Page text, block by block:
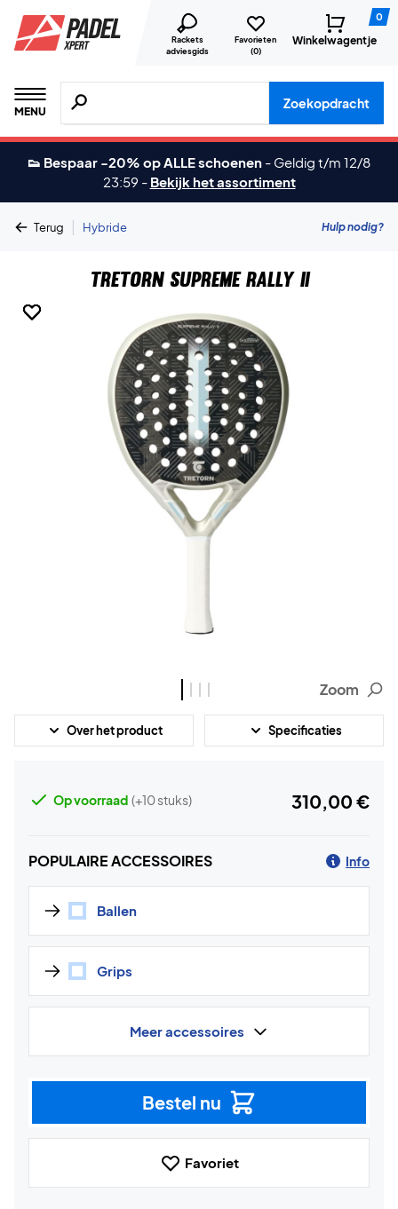
Rackets
adviesgids
Favorieten
(0)
0
Winkelwagentje
MENU
Zoeken naar producten, merken etc.
Zoekopdracht
👟 Bespaar -20% op ALLE schoenen - Geldig t/m 12/8
23:59 - Bekijk het assortiment
Terug | Hybride Hulp nodig?
Tretorn Supreme Rally II
Zoom
Over het product Specificaties
Op voorraad (+10 stuks) 310,00 €
POPULAIRE ACCESSOIRES Info
Ballen
Grips
Meer accessoires
Bestel nu
Favoriet